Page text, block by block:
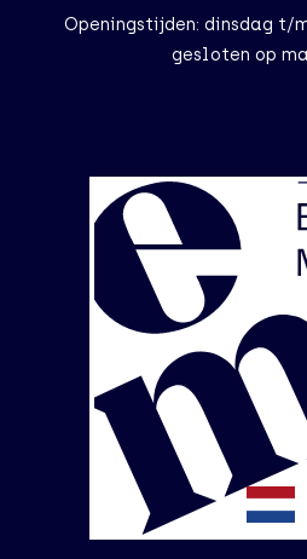
Openingstijden: dinsdag t/m
gesloten op